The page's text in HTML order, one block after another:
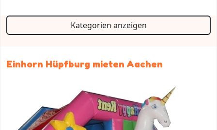
Kategorien anzeigen
Einhorn Hüpfburg mieten Aachen